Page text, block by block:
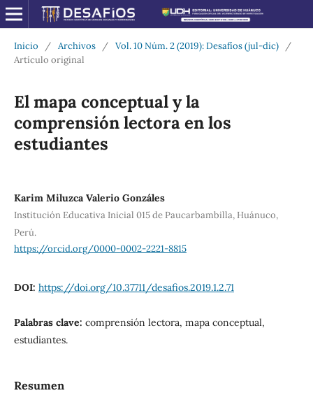
Inicio / Archivos / Vol. 10 Núm. 2 (2019): Desafíos (jul-dic)
/
Artículo original
El mapa conceptual y la
comprensión lectora en los
estudiantes
Karim Miluzca Valerio Gonzáles
Institución Educativa Inicial 015 de Paucarbambilla, Huánuco,
Perú.
https://orcid.org/0000-0002-2221-8815
DOI: https://doi.org/10.37711/desafios.2019.1.2.71
Palabras clave: comprensión lectora, mapa conceptual,
estudiantes.
Resumen